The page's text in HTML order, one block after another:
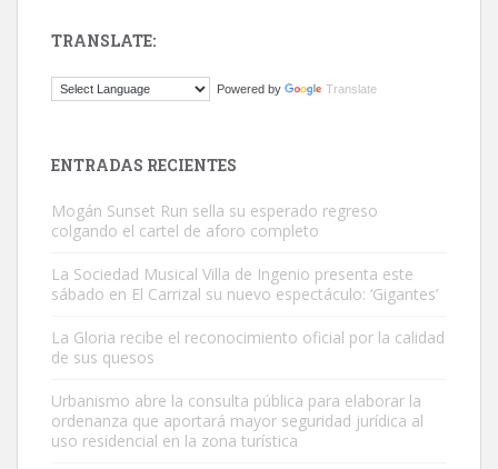
El ayuntamiento se va a llevar a Los Gatos callejeros de la zona los
Este gato macho ha aparecido en la calle hace menos de un mes,
Leales.org » Gran Canaria | 9.7.2025
TRANSLATE:
Powered by Translate
ENTRADAS RECIENTES
Mogán Sunset Run sella su esperado regreso
colgando el cartel de aforo completo
La Sociedad Musical Villa de Ingenio presenta este
sábado en El Carrizal su nuevo espectáculo: ‘Gigantes’
La Gloria recibe el reconocimiento oficial por la calidad
de sus quesos
Urbanismo abre la consulta pública para elaborar la
ordenanza que aportará mayor seguridad jurídica al
uso residencial en la zona turística